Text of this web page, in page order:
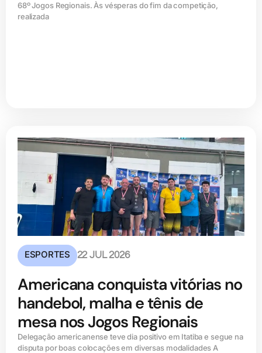
68º Jogos Regionais. Às vésperas do fim da competição,
realizada
ESPORTES 22 JUL 2026
Americana conquista vitórias no
handebol, malha e tênis de
mesa nos Jogos Regionais
Delegação americanense teve dia positivo em Itatiba e segue na
disputa por boas colocações em diversas modalidades A